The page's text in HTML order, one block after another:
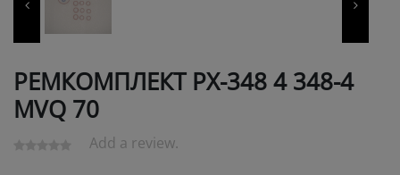
РЕМКОМПЛЕКТ РХ-348 4 348-4
MVQ 70
Add a review.